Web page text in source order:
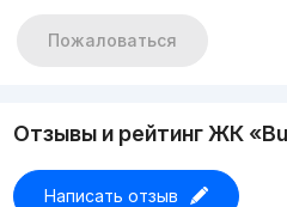
Газосиликатный блок
Межквартирные перегородки
Пожаловаться
Отзывы и рейтинг ЖК
Написать отзыв